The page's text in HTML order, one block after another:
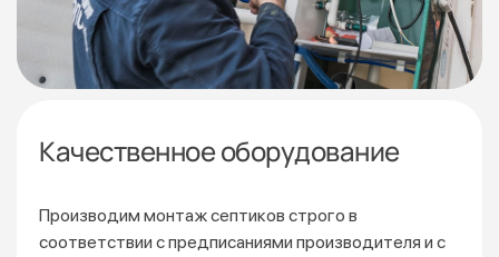
Качественное оборудование
Производим монтаж септиков строго в
соответствии с предписаниями производителя и с